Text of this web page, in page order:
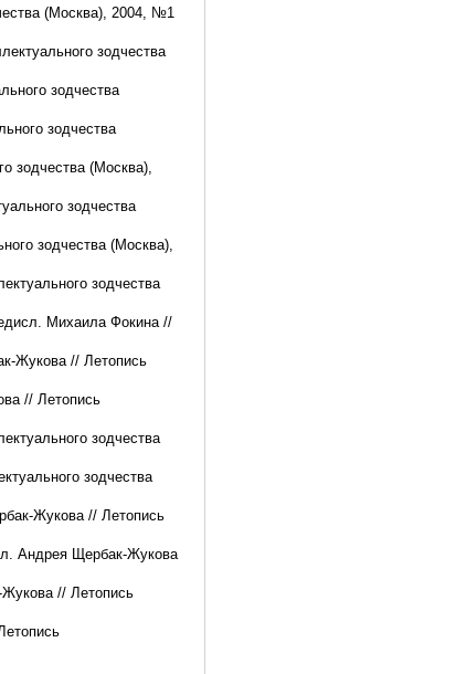
(Москва), 2004, №1
зодчества
зодчества
зодчества
зодчества (Москва),
зодчества
зодчества (Москва),
зодчества
Михаила Фокина //
Жукова // Летопись
// Летопись
зодчества
зодчества
Жукова // Летопись
Андрея Щербак-Жукова
// Летопись